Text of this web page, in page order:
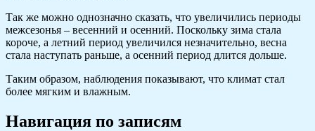
Так же можно однозначно сказать, что увеличились периоды
межсезонья – весенний и осенний. Поскольку зима стала
короче, а летний период увеличился незначительно, весна
стала наступать раньше, а осенний период длится дольше.
Таким образом, наблюдения показывают, что климат стал
более мягким и влажным.
Навигация по записям